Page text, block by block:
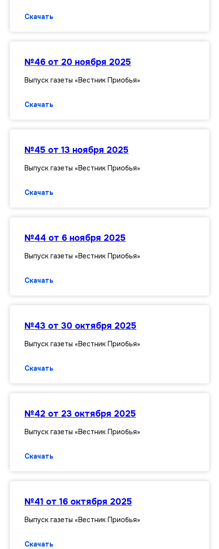
Скачать
№46 от 20 ноября 2025
Выпуск газеты «Вестник Приобья»
Скачать
№45 от 13 ноября 2025
Выпуск газеты «Вестник Приобья»
Скачать
№44 от 6 ноября 2025
Выпуск газеты «Вестник Приобья»
Скачать
№43 от 30 октября 2025
Выпуск газеты «Вестник Приобья»
Скачать
№42 от 23 октября 2025
Выпуск газеты «Вестник Приобья»
Скачать
№41 от 16 октября 2025
Выпуск газеты «Вестник Приобья»
Скачать